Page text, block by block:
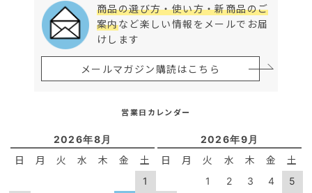
商品の選び方・使い方・新商品のご
案内など楽しい情報をメールでお届
けします
メールマガジン購読はこちら
営業日カレンダー
2026年8月
日 月 火 水 木 金 土
1
2026年9月
日 月 火 水 木 金 土
1 2 3 4
5